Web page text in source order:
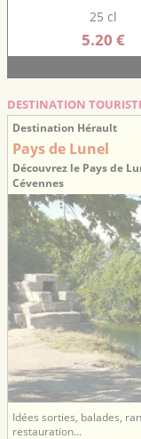
25 cl
5.20 €
DESTINATION
Destination Hérault
Pays de Lunel
Découvrez le Pays de
Cévennes
Idées sorties, balades,
restauration...